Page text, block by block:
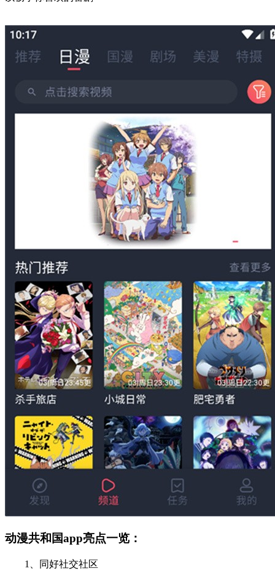
动漫共和国app亮点一览：
1、同好社交社区